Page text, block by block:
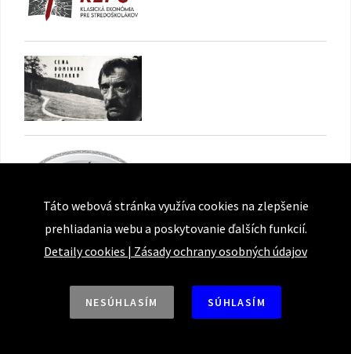
Táto webová stránka využíva cookies na zlepšenie
prehliadania webu a poskytovanie ďalších funkcií.
Detaily cookies | Zásady ochrany osobných údajov
NESÚHLASÍM SÚHLASÍM